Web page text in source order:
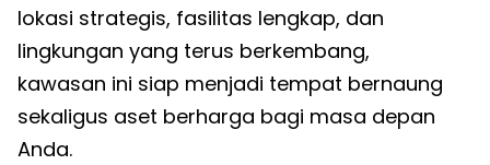
lokasi strategis, fasilitas lengkap, dan
lingkungan yang terus berkembang,
kawasan ini siap menjadi tempat bernaung
sekaligus aset berharga bagi masa depan
Anda.